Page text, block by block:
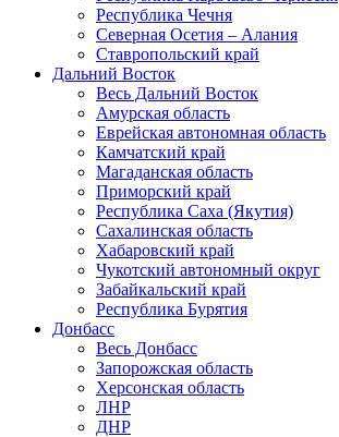
Республика Чечня
Северная Осетия – Алания
Ставропольский край
Дальний Восток
Весь Дальний Восток
Амурская область
Еврейская автономная область
Камчатский край
Магаданская область
Приморский край
Республика Саха (Якутия)
Сахалинская область
Хабаровский край
Чукотский автономный округ
Забайкальский край
Республика Бурятия
Донбасс
Весь Донбасс
Запорожская область
Херсонская область
ЛНР
ДНР